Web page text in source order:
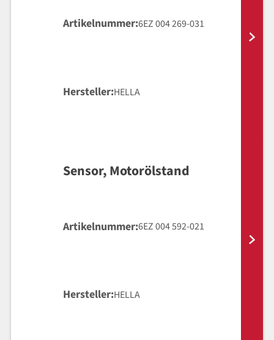
Artikelnummer 6EZ 004 269-031
Hersteller HELLA
Sensor, Motorölstand
Artikelnummer 6EZ 004 592-021
Hersteller HELLA